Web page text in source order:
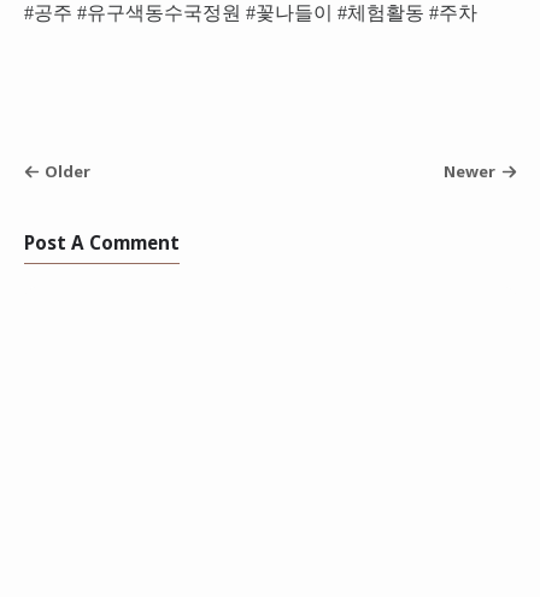
#공주 #유구색동수국정원 #꽃나들이 #체험활동 #주차
Older Newer
Post A Comment